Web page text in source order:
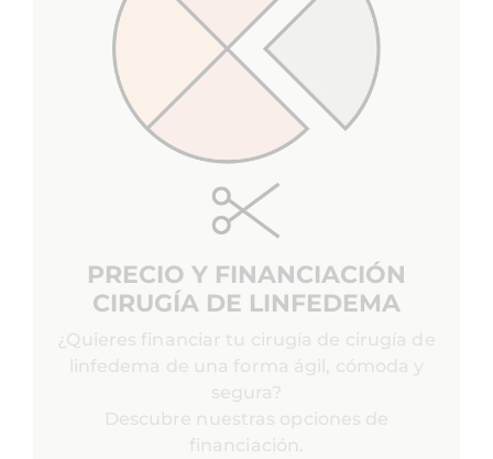
PRECIO Y FINANCIACIÓN
CIRUGÍA DE LINFEDEMA
¿Quieres financiar tu cirugía de cirugía de
linfedema de una forma ágil, cómoda y
segura?
Descubre nuestras opciones de
financiación.